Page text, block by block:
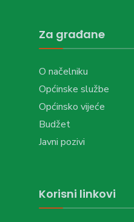
Za građane
O načelniku
Općinske službe
Općinsko vijeće
Budžet
Javni pozivi
Korisni linkovi